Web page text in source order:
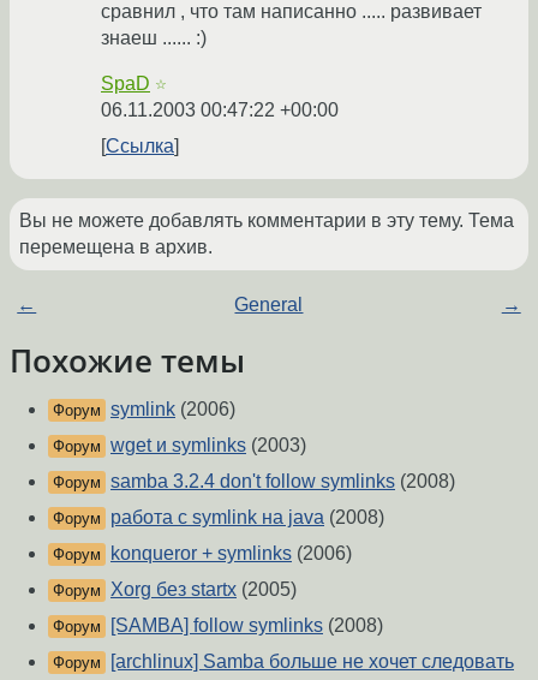
сравнил , что там написанно ..... развивает
знаеш ...... :)
SpaD ☆
06.11.2003 00:47:22 +00:00
Ссылка
Вы не можете добавлять комментарии в эту тему. Тема
перемещена в архив.
← General →
Похожие темы
Форум symlink (2006)
Форум wget и symlinks (2003)
Форум samba 3.2.4 don't follow symlinks (2008)
Форум работа с symlink на java (2008)
Форум konqueror + symlinks (2006)
Форум Xorg без startx (2005)
Форум [SAMBA] follow symlinks (2008)
Форум
[archlinux] Samba больше не хочет следовать